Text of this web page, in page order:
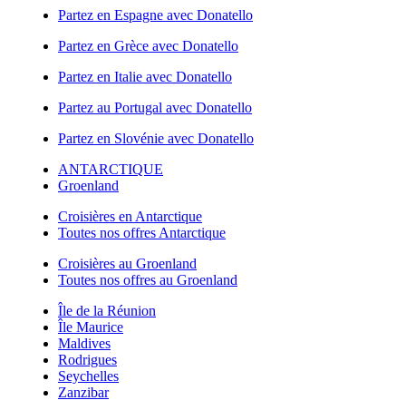
Partez en Espagne avec Donatello
Partez en Grèce avec Donatello
Partez en Italie avec Donatello
Partez au Portugal avec Donatello
Partez en Slovénie avec Donatello
ANTARCTIQUE
Groenland
Croisières en Antarctique
Toutes nos offres Antarctique
Croisières au Groenland
Toutes nos offres au Groenland
Île de la Réunion
Île Maurice
Maldives
Rodrigues
Seychelles
Zanzibar